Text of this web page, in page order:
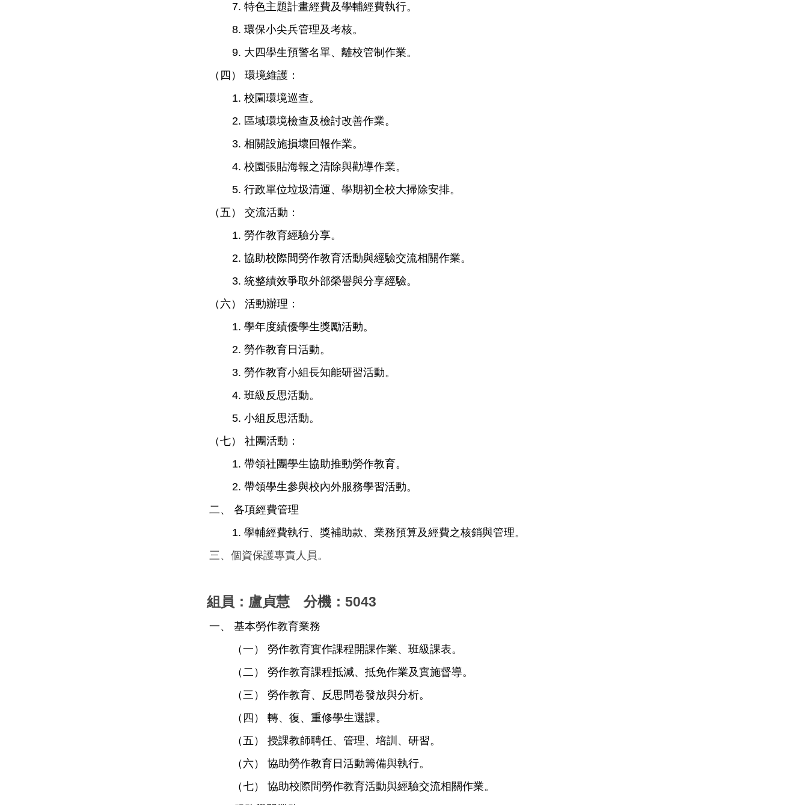
7. 特色主題計畫經費及學輔經費執行。
8. 環保小尖兵管理及考核。
9. 大四學生預警名單、離校管制作業。
（四） 環境維護：
1. 校園環境巡查。
2. 區域環境檢查及檢討改善作業。
3. 相關設施損壞回報作業。
4. 校園張貼海報之清除與勸導作業。
5. 行政單位垃圾清運、 學期初全校大掃除安排。
（五） 交流活動：
1. 勞作教育經驗分享。
2. 協助校際間勞作教育活動與經驗交流相關作業。
3. 統整績效爭取外部榮譽與分享經驗。
（六） 活動辦理：
1. 學年度績優學生獎勵活動。
2. 勞作教育日活動。
3. 勞作教育小組長知能研習活動。
4. 班級反思活動。
5. 小組反思活動。
（七） 社團活動：
1. 帶領社團學生協助推動勞作教育。
2. 帶領學生參與校內外服務學習活動。
二、 各項經費管理
1. 學輔經費執行、獎補助款、業務預算及經費之核銷與管理。
三、個資保護專責人員。
組員：盧貞慧 分機：5043
一、 基本勞作教育業務
（一） 勞作教育實作課程開課作業、班級課表。
（二） 勞作教育課程抵減、抵免作業及實施督導。
（三） 勞作教育、反思問卷發放與分析。
（四） 轉、復、重修學生選課。
（五） 授課教師聘任、管理、培訓、研習。
（六） 協助勞作教育日活動籌備與執行。
（七） 協助校際間勞作教育活動與經驗交流相關作業。